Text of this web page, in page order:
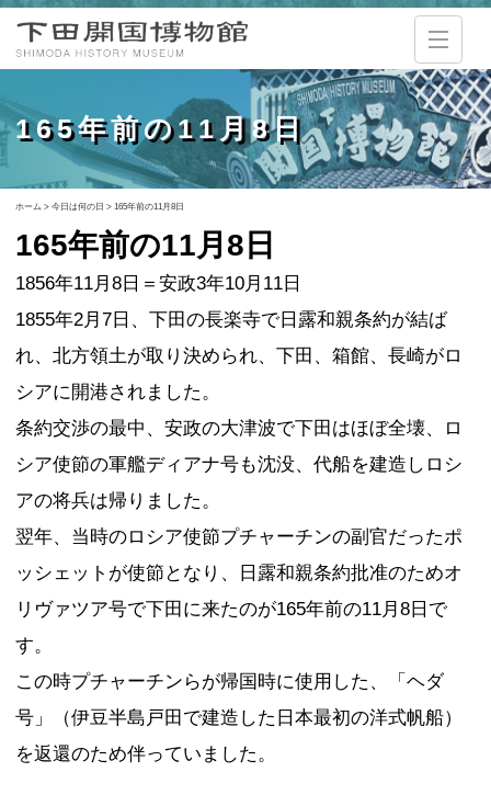
165年前の11月8日
ホーム > 今日は何の日 > 165年前の11月8日
165年前の11月8日
1856年11月8日＝安政3年10月11日
1855年2月7日、下田の長楽寺で日露和親条約が結ば
れ、北方領土が取り決められ、下田、箱館、長崎がロ
シアに開港されました。
条約交渉の最中、安政の大津波で下田はほぼ全壊、ロ
シア使節の軍艦ディアナ号も沈没、代船を建造しロシ
アの将兵は帰りました。
翌年、当時のロシア使節プチャーチンの副官だったポ
ッシェットが使節となり、日露和親条約批准のためオ
リヴァツア号で下田に来たのが165年前の11月8日で
す。
この時プチャーチンらが帰国時に使用した、「ヘダ
号」（伊豆半島戸田で建造した日本最初の洋式帆船）
を返還のため伴っていました。